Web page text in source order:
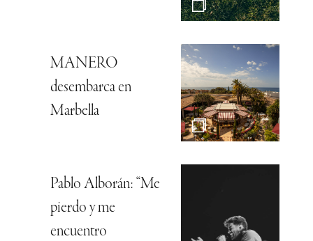
MANERO
desembarca en
Marbella
Pablo Alborán: “Me
pierdo y me
encuentro